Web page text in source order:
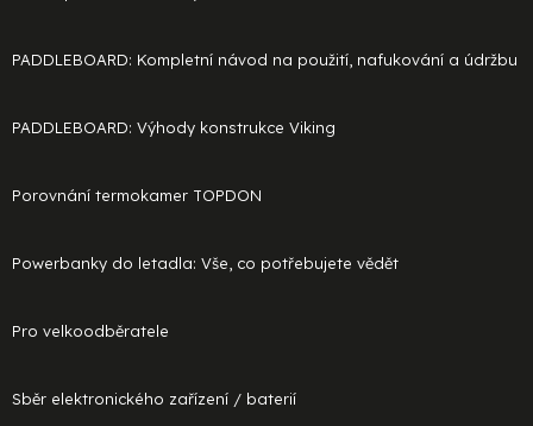
PADDLEBOARD: Kompletní návod na použití, nafukování a údržbu
PADDLEBOARD: Výhody konstrukce Viking
Porovnání termokamer TOPDON
Powerbanky do letadla: Vše, co potřebujete vědět
Pro velkoodběratele
Sběr elektronického zařízení / baterií